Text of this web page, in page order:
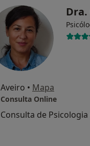
Aveiro • Mapa
Consulta Online
Consulta de Psicologia